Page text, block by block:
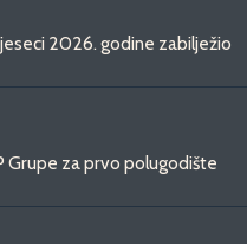
2026. godine zabilježio
Grupe za prvo polugodište